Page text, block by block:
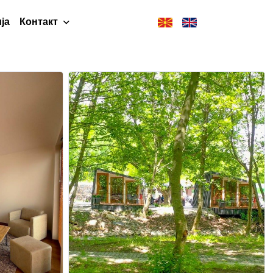
Контакт